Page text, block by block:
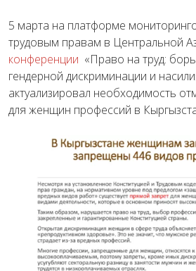
5 марта на платформе
трудовым правам в Центральной
конференции «Право на труд:
гендерной дискриминации и
актуализировал необходимость
для женщин профессий в